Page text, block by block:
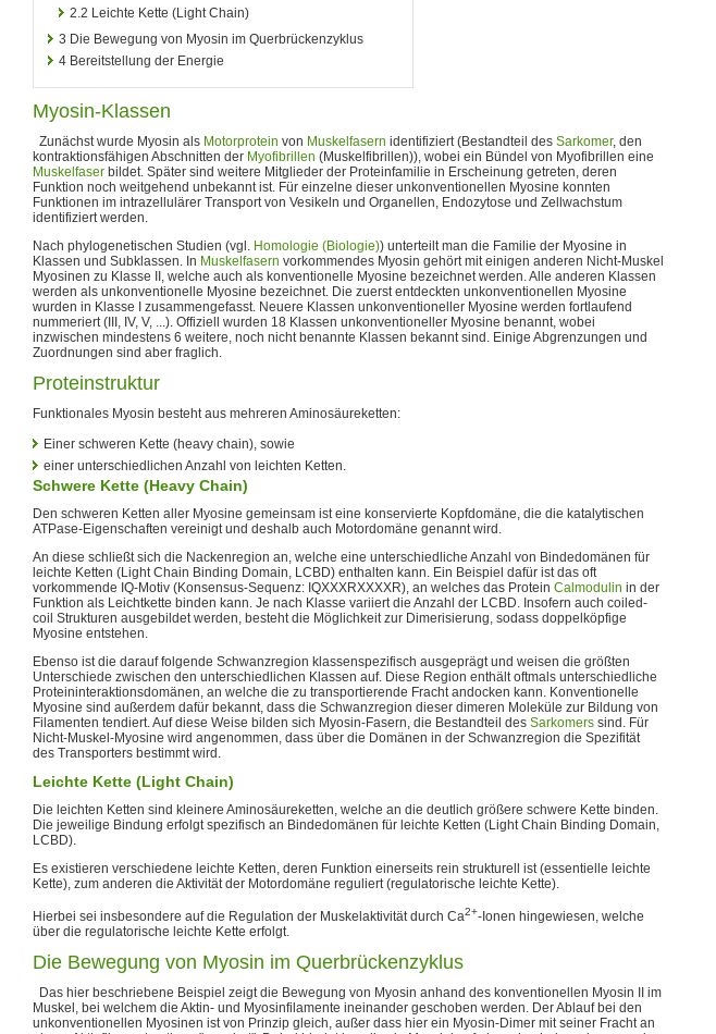
2.2 Leichte Kette (Light Chain)
3 Die Bewegung von Myosin im Querbrückenzyklus
4 Bereitstellung der Energie
Myosin-Klassen
Zunächst wurde Myosin als Motorprotein von Muskelfasern identifiziert (Bestandteil des Sarkomer, den
kontraktionsfähigen Abschnitten der Myofibrillen (Muskelfibrillen)), wobei ein Bündel von Myofibrillen eine
Muskelfaser bildet. Später sind weitere Mitglieder der Proteinfamilie in Erscheinung getreten, deren
Funktion noch weitgehend unbekannt ist. Für einzelne dieser unkonventionellen Myosine konnten
Funktionen im intrazellulärer Transport von Vesikeln und Organellen, Endozytose und Zellwachstum
identifiziert werden.
Nach phylogenetischen Studien (vgl. Homologie (Biologie)) unterteilt man die Familie der Myosine in
Klassen und Subklassen. In Muskelfasern vorkommendes Myosin gehört mit einigen anderen Nicht-Muskel
Myosinen zu Klasse II, welche auch als konventionelle Myosine bezeichnet werden. Alle anderen Klassen
werden als unkonventionelle Myosine bezeichnet. Die zuerst entdeckten unkonventionellen Myosine
wurden in Klasse I zusammengefasst. Neuere Klassen unkonventioneller Myosine werden fortlaufend
nummeriert (III, IV, V, ...). Offiziell wurden 18 Klassen unkonventioneller Myosine benannt, wobei
inzwischen mindestens 6 weitere, noch nicht benannte Klassen bekannt sind. Einige Abgrenzungen und
Zuordnungen sind aber fraglich.
Proteinstruktur
Funktionales Myosin besteht aus mehreren Aminosäureketten:
Einer schweren Kette (heavy chain), sowie
einer unterschiedlichen Anzahl von leichten Ketten.
Schwere Kette (Heavy Chain)
Den schweren Ketten aller Myosine gemeinsam ist eine konservierte Kopfdomäne, die die katalytischen
ATPase-Eigenschaften vereinigt und deshalb auch Motordomäne genannt wird.
An diese schließt sich die Nackenregion an, welche eine unterschiedliche Anzahl von Bindedomänen für
leichte Ketten (Light Chain Binding Domain, LCBD) enthalten kann. Ein Beispiel dafür ist das oft
vorkommende IQ-Motiv (Konsensus-Sequenz: IQXXXRXXXXR), an welches das Protein Calmodulin in der
Funktion als Leichtkette binden kann. Je nach Klasse variiert die Anzahl der LCBD. Insofern auch coiled-
coil Strukturen ausgebildet werden, besteht die Möglichkeit zur Dimerisierung, sodass doppelköpfige
Myosine entstehen.
Ebenso ist die darauf folgende Schwanzregion klassenspezifisch ausgeprägt und weisen die größten
Unterschiede zwischen den unterschiedlichen Klassen auf. Diese Region enthält oftmals unterschiedliche
Proteininteraktionsdomänen, an welche die zu transportierende Fracht andocken kann. Konventionelle
Myosine sind außerdem dafür bekannt, dass die Schwanzregion dieser dimeren Moleküle zur Bildung von
Filamenten tendiert. Auf diese Weise bilden sich Myosin-Fasern, die Bestandteil des Sarkomers sind. Für
Nicht-Muskel-Myosine wird angenommen, dass über die Domänen in der Schwanzregion die Spezifität
des Transporters bestimmt wird.
Leichte Kette (Light Chain)
Die leichten Ketten sind kleinere Aminosäureketten, welche an die deutlich größere schwere Kette binden.
Die jeweilige Bindung erfolgt spezifisch an Bindedomänen für leichte Ketten (Light Chain Binding Domain,
LCBD).
Es existieren verschiedene leichte Ketten, deren Funktion einerseits rein strukturell ist (essentielle leichte
Kette), zum anderen die Aktivität der Motordomäne reguliert (regulatorische leichte Kette).
Hierbei sei insbesondere auf die Regulation der Muskelaktivität durch Ca2+-Ionen hingewiesen, welche
über die regulatorische leichte Kette erfolgt.
Die Bewegung von Myosin im Querbrückenzyklus
Das hier beschriebene Beispiel zeigt die Bewegung von Myosin anhand des konventionellen Myosin II im
Muskel, bei welchem die Aktin- und Myosinfilamente ineinander geschoben werden. Der Ablauf bei den
unkonventionellen Myosinen ist von Prinzip gleich, außer dass hier ein Myosin-Dimer mit seiner Fracht an